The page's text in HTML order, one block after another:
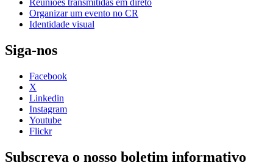
Reuniões transmitidas em direto
Organizar um evento no CR
Identidade visual
Siga-nos
Facebook
X
Linkedin
Instagram
Youtube
Flickr
Subscreva o nosso boletim informativo